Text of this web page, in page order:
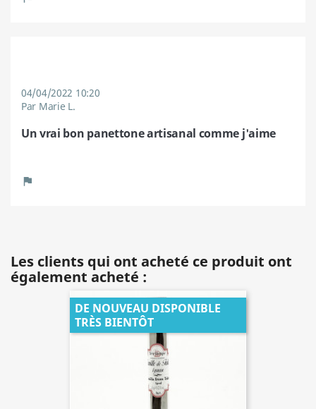
04/04/2022 10:20
Par Marie L.
Un vrai bon panettone artisanal comme j'aime
Les clients qui ont acheté ce produit ont
également acheté :
DE NOUVEAU DISPONIBLE
TRÈS BIENTÔT